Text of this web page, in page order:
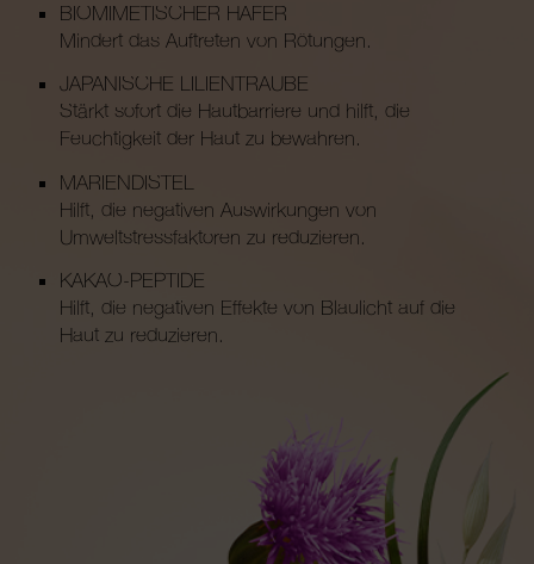
BIOMIMETISCHER HAFER
Mindert das Auftreten von Rötungen.
JAPANISCHE LILIENTRAUBE
Stärkt sofort die Hautbarriere und hilft, die
Feuchtigkeit der Haut zu bewahren.
MARIENDISTEL
Hilft, die negativen Auswirkungen von
Umweltstressfaktoren zu reduzieren.
KAKAO-PEPTIDE
Hilft, die negativen Effekte von Blaulicht auf die
Haut zu reduzieren.